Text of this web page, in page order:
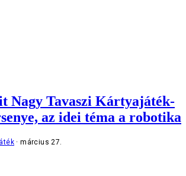
Nagy Tavaszi Kártyajáték-
az idei téma a robotika
március 27.